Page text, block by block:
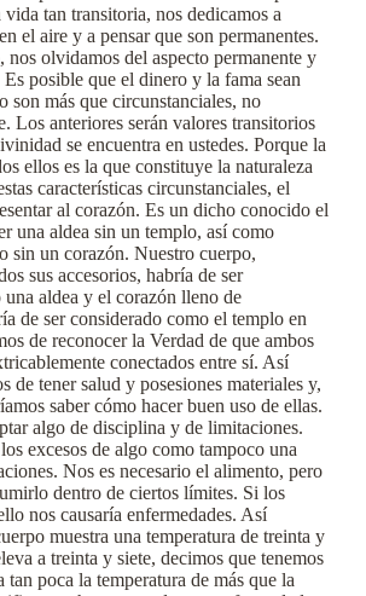
tan transitoria, nos dedicamos a
el aire y a pensar que son permanentes.
nos olvidamos del aspecto permanente y
posible que el dinero y la fama sean
son más que circunstanciales, no
Los anteriores serán valores transitorios
se encuentra en ustedes. Porque la
ellos es la que constituye la naturaleza
características circunstanciales, el
al corazón. Es un dicho conocido el
una aldea sin un templo, así como
sin un corazón. Nuestro cuerpo,
sus accesorios, habría de ser
aldea y el corazón lleno de
de ser considerado como el templo en
de reconocer la Verdad de que ambos
conectados entre sí. Así
de tener salud y posesiones materiales y,
saber cómo hacer buen uso de ellas.
algo de disciplina y de limitaciones.
excesos de algo como tampoco una
Nos es necesario el alimento, pero
dentro de ciertos límites. Si los
nos causaría enfermedades. Así
muestra una temperatura de treinta y
a treinta y siete, decimos que tenemos
tan poca la temperatura de más que la